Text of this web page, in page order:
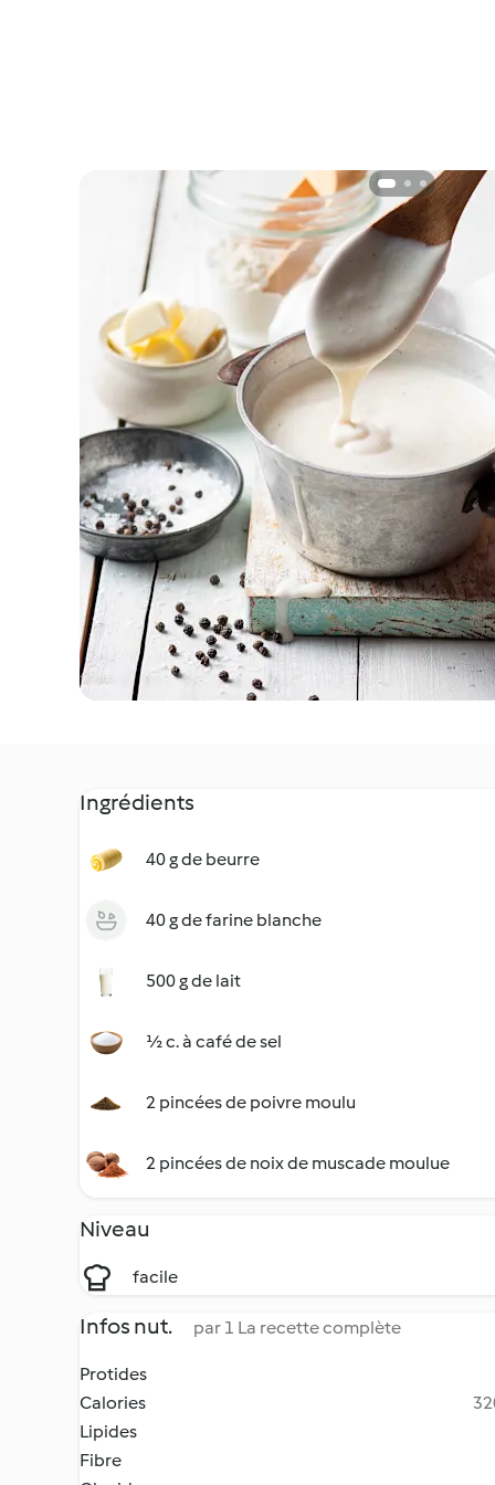
Ingrédients
40 g de beurre
40 g de farine blanche
500 g de lait
½ c. à café de sel
2 pincées de poivre moulu
2 pincées de noix de muscade moulue
Niveau
facile
Infos nut. par 1 La recette complète
Protides
Calories
Lipides
Fibre